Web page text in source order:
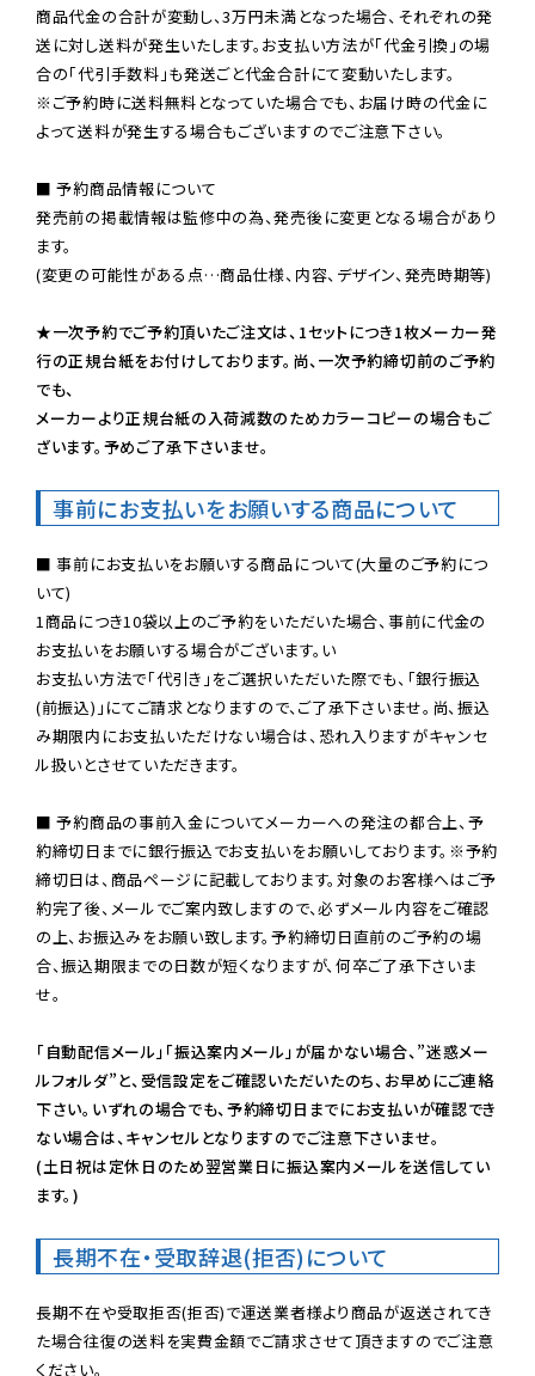
商品代金の合計が変動し、3万円未満となった場合、それぞれの発
送に対し送料が発生いたします。お支払い方法が「代金引換」の場
※ご予約時に送料無料となっていた場合でも、お届け時の代金に
よって送料が発生する場合もございますのでご注意下さい。
■ 予約商品情報について
発売前の掲載情報は監修中の為、発売後に変更となる場合があり
ます。
(変更の可能性がある点…商品仕様、内容、デザイン、発売時期等)
★一次予約でご予約頂いたご注文は、1セットにつき1枚メーカー発
行の正規台紙をお付けしております。尚、一次予約締切前のご予約
でも、
メーカーより正規台紙の入荷減数のためカラーコピーの場合もご
ざいます。予めご了承下さいませ。
事前にお支払いをお願いする商品について
■ 事前にお支払いをお願いする商品について(大量のご予約につ
いて)
1商品につき10袋以上のご予約をいただいた場合、事前に代金の
お支払いをお願いする場合がございます。い
お支払い方法で「代引き」をご選択いただいた際でも、「銀行振込
(前振込)」にてご請求となりますので、ご了承下さいませ。尚、振込
み期限内にお支払いただけない場合は、恐れ入りますがキャンセ
ル扱いとさせていただきます。
■ 予約商品の事前入金についてメーカーへの発注の都合上、予
約締切日までに銀行振込でお支払いをお願いしております。※予約
締切日は、商品ページに記載しております。対象のお客様へはご予
約完了後、メールでご案内致しますので、必ずメール内容をご確認
の上、お振込みをお願い致します。予約締切日直前のご予約の場
合、振込期限までの日数が短くなりますが、何卒ご了承下さいま
せ。
「自動配信メール」「振込案内メール」が届かない場合、”迷惑メー
ルフォルダ”と、受信設定をご確認いただいたのち、お早めにご連絡
下さい。いずれの場合でも、予約締切日までにお支払いが確認でき
ない場合は、キャンセルとなりますのでご注意下さいませ。
(土日祝は定休日のため翌営業日に振込案内メールを送信してい
ます。)
長期不在・受取辞退(拒否)について
長期不在や受取拒否(拒否)で運送業者様より商品が返送されてき
た場合往復の送料を実費金額でご請求させて頂きますのでご注意
ください。